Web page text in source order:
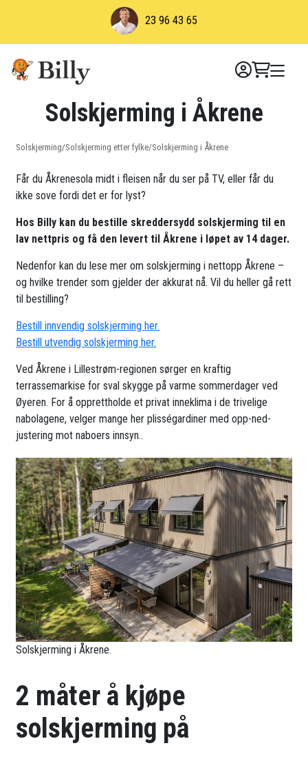
23 96 43 65
Solskjerming i Åkrene
Solskjerming/Solskjerming etter fylke/Solskjerming i Åkrene
Får du Åkrenesola midt i fleisen når du ser på TV, eller får du
ikke sove fordi det er for lyst?
Hos Billy kan du bestille skreddersydd solskjerming til en
lav nettpris og få den levert til Åkrene i løpet av 14 dager.
Nedenfor kan du lese mer om solskjerming i nettopp Åkrene –
og hvilke trender som gjelder der akkurat nå. Vil du heller gå rett
til bestilling?
Bestill innvendig solskjerming her.
Bestill utvendig solskjerming her.
Ved Åkrene i Lillestrøm-regionen sørger en kraftig
terrassemarkise for sval skygge på varme sommerdager ved
Øyeren. For å opprettholde et privat inneklima i de trivelige
nabolagene, velger mange her plisségardiner med opp-ned-
justering mot naboers innsyn..
Solskjerming i Åkrene.
2 måter å kjøpe
solskjerming på